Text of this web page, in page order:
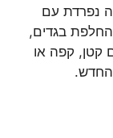
נפרדת עם
החלפת בגדים,
קטן, קפה או
החדש.